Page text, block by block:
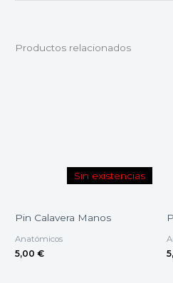
Productos relacionados
Sin existencias
Pin Calavera Manos
Anatómicos
5,00 €